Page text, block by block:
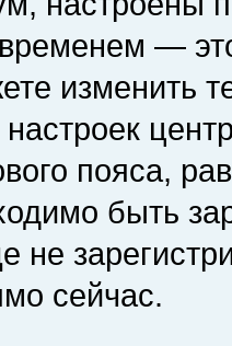
—
изменить
пояса,
быть
не
сейчас.